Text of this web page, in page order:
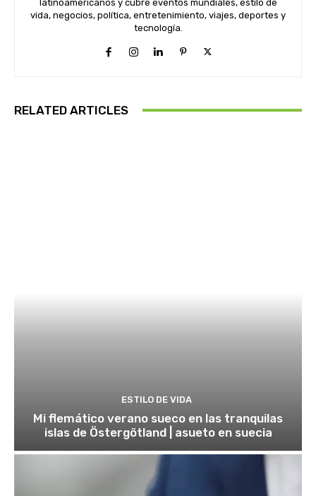
latinoamericanos y cubre eventos mundiales, estilo de
vida, negocios, política, entretenimiento, viajes, deportes y
tecnología.
RELATED ARTICLES
ESTILO DE VIDA
Mi flemático verano sueco en las tranquilas
islas de Östergötland | asueto en suecia